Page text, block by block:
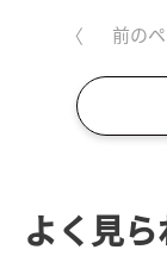
前の
よく見